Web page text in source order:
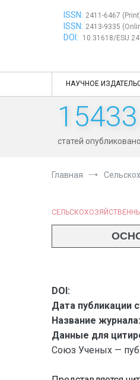
ISSN: 2411-6467
ISSN: 2413-9335
DOI: 10.31618/
НАУЧНОЕ
15433
статей опубликовано
Главная
DOI:
Дата публикации
Название журнала:
Данные для
Союз Ученых —